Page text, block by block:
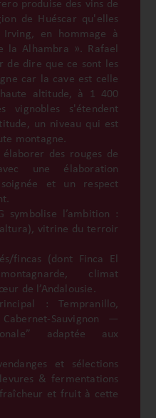
produise des vins de
de Huéscar qu'elles
en hommage à
la Alhambra ». Rafael
de dire que ce sont les
car la cave est celle
altitude, à 1 400
vignobles s'étendent
un niveau qui est
montagne.
des rouges de
une élaboration
et un respect
symbolise l’ambition :
vitrine du terroir
fincas (dont Finca El
climat
de l’Andalousie.
: Tempranillo,
Sauvignon —
adaptée aux
et sélections
& fermentations
et fruit à cette